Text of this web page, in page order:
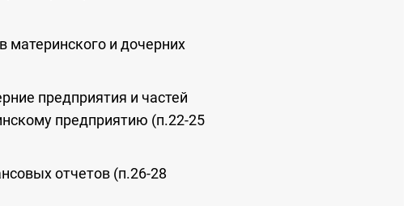
и дочерних
предприятия и частей
предприятию (п.22-25
отчетов (п.26-28